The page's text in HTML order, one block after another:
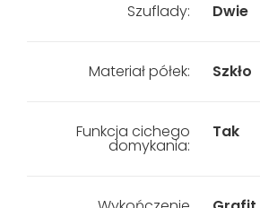
Szuflady: Dwie
Materiał półek: Szkło
Funkcja cichego
domykania:
Tak